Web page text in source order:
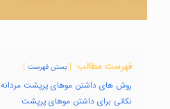
فهرست مطالب بستن فهرست
روش های داشتن موهای پرپشت مردانه
نکاتی برای داشتن موهای پرپشت